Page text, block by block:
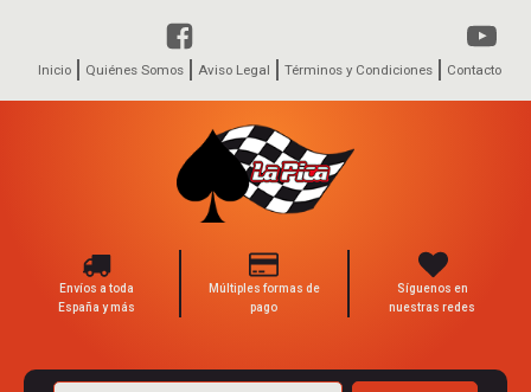
Inicio Quiénes Somos Aviso Legal Términos y Condiciones Contacto
Envíos a toda
España y más
Múltiples formas de
pago
Síguenos en
nuestras redes